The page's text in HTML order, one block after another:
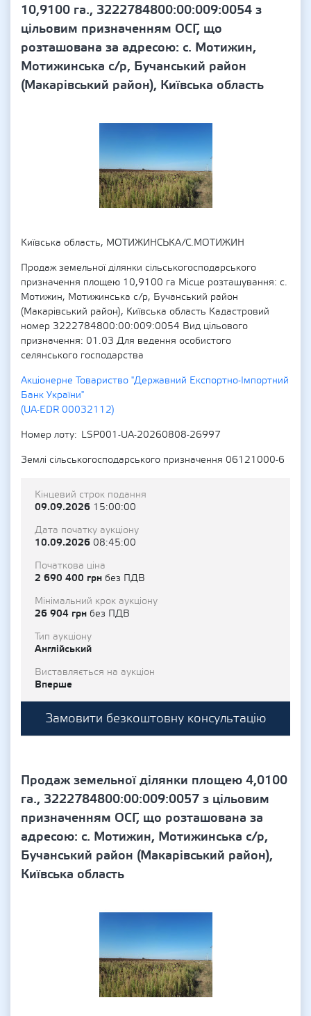
10,9100 га., 3222784800:00:009:0054 з
цільовим призначенням ОСГ, що
розташована за адресою: с. Мотижин,
Мотижинська с/р, Бучанський район
(Макарівський район), Київська область
Київська область, МОТИЖИНСЬКА/С.МОТИЖИН
Продаж земельної ділянки сільськогосподарського
призначення площею 10,9100 га Місце розташування: с.
Мотижин, Мотижинська с/р, Бучанський район
(Макарівський район), Київська область Кадастровий
номер 3222784800:00:009:0054 Вид цільового
призначення: 01.03 Для ведення особистого
селянського господарства
Акціонерне Товариство "Державний Експортно-Імпортний
Банк України"
(UA-EDR 00032112)
Номер лоту
LSP001-UA-20260808-26997
Землі сільськогосподарського призначення 06121000-6
Кінцевий строк подання
09.09.2026 15:00:00
Дата початку аукціону
10.09.2026 08:45:00
Початкова ціна
2 690 400 грн без ПДВ
Мінімальний крок аукціону
26 904 грн без ПДВ
Тип аукціону
Англійський
Виставляється на аукціон
Вперше
Замовити безкоштовну консультацію
Продаж земельної ділянки площею 4,0100
га., 3222784800:00:009:0057 з цільовим
призначенням ОСГ, що розташована за
адресою: с. Мотижин, Мотижинська с/р,
Бучанський район (Макарівський район),
Київська область